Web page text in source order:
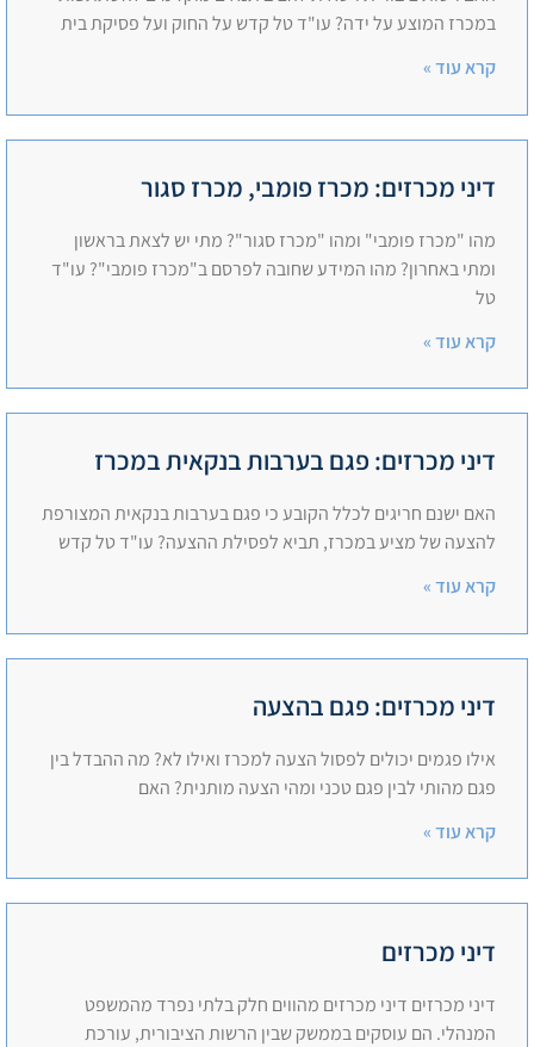
במכרז המוצע על ידה? עו"ד טל קדש על החוק ועל פסיקת בית
קרא עוד »
דיני מכרזים: מכרז פומבי, מכרז סגור
מהו "מכרז פומבי" ומהו "מכרז סגור"? מתי יש לצאת בראשון
ומתי באחרון? מהו המידע שחובה לפרסם ב"מכרז פומבי"? עו"ד
טל
קרא עוד »
דיני מכרזים: פגם בערבות בנקאית במכרז
האם ישנם חריגים לכלל הקובע כי פגם בערבות בנקאית המצורפת
להצעה של מציע במכרז, תביא לפסילת ההצעה? עו"ד טל קדש
קרא עוד »
דיני מכרזים: פגם בהצעה
אילו פגמים יכולים לפסול הצעה למכרז ואילו לא? מה ההבדל בין
פגם מהותי לבין פגם טכני ומהי הצעה מותנית? האם
קרא עוד »
דיני מכרזים
דיני מכרזים דיני מכרזים מהווים חלק בלתי נפרד מהמשפט
המנהלי. הם עוסקים בממשק שבין הרשות הציבורית, עורכת